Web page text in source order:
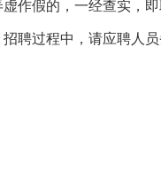
作假的，一经查实，即
聘过程中，请应聘人员